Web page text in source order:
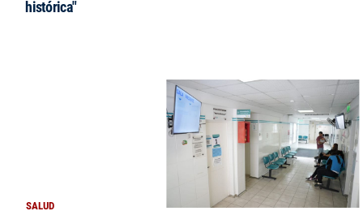
histórica"
SALUD